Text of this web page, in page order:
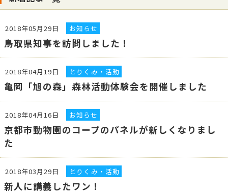
2018年05月29日 お知らせ
鳥取県知事を訪問しました！
2018年04月19日 とりくみ・活動
亀岡「旭の森」森林活動体験会を開催しました
2018年04月16日 お知らせ
京都市動物園のコープのパネルが新しくなりまし
た
2018年03月29日 とりくみ・活動
新人に講義したワン！